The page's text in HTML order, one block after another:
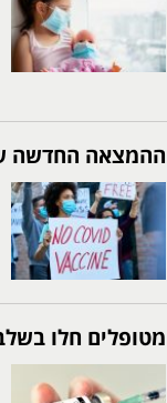
ההמצאה החדשה
מטופלים חלו